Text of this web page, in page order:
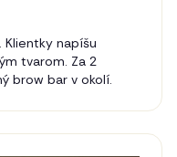
napíšu
tvarom. Za 2
brow bar v okolí.